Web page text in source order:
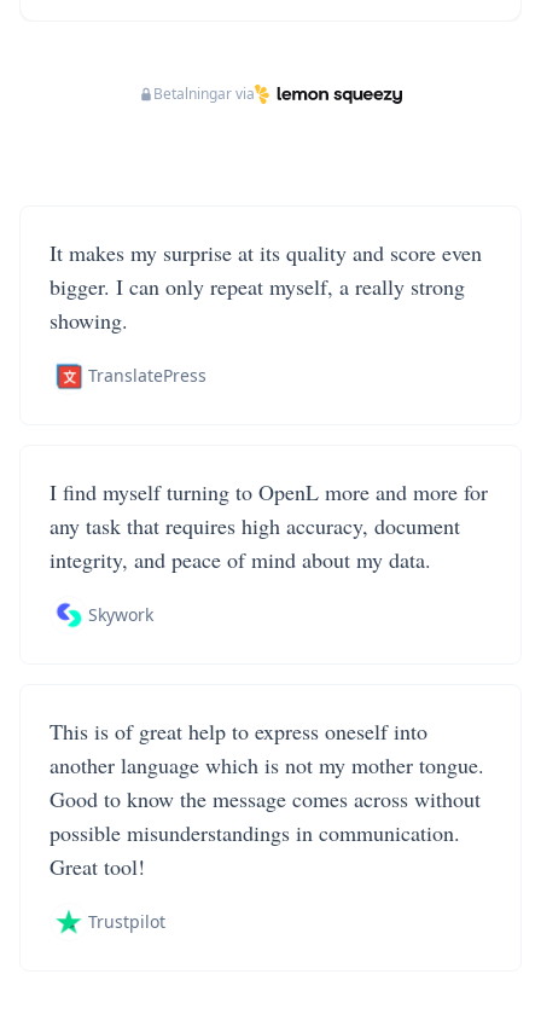
Betalningar via
It makes my surprise at its quality and score even
bigger. I can only repeat myself, a really strong
showing.
TranslatePress
I find myself turning to OpenL more and more for
any task that requires high accuracy, document
integrity, and peace of mind about my data.
Skywork
This is of great help to express oneself into
another language which is not my mother tongue.
Good to know the message comes across without
possible misunderstandings in communication.
Great tool!
Trustpilot